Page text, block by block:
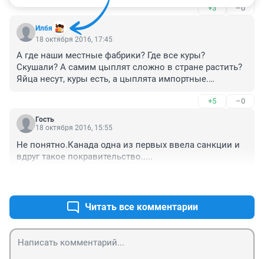
+3 –0
Илбя
18 октября 2016, 17:45
А где наши местные фабрики? Где все куры?
Скушали? А самим цыплят сложно в стране растить?
Яйца несут, куры есть, а цыплята импортные.
+5 –0
Гость
18 октября 2016, 15:55
Не понятно.Канада одна из первых ввела санкции и
вдруг такое покравительство.....
Читать все комментарии